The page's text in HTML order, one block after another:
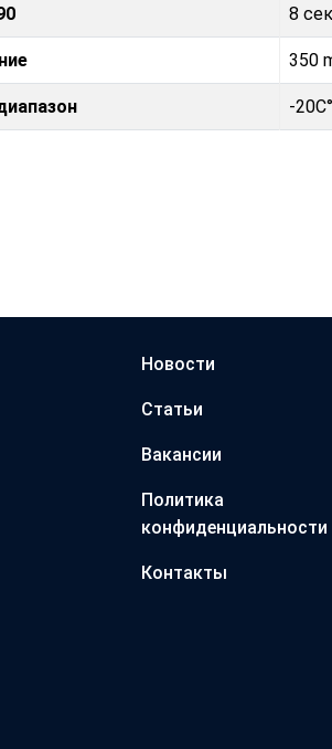
8
350
-
Новости
Статьи
Вакансии
Политика
конфиденциальности
Контакты